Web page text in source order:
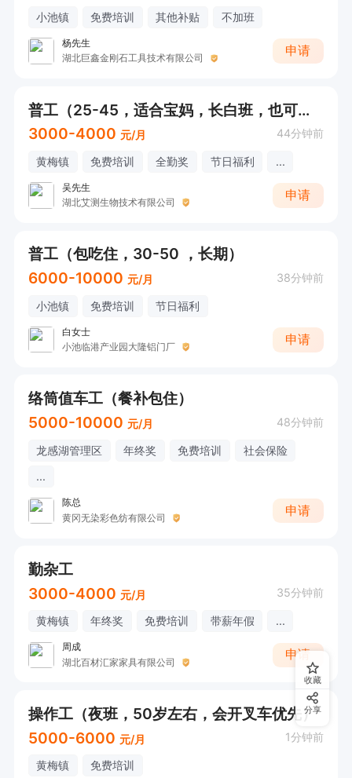
小池镇 免费培训 其他补贴 不加班
杨先生
湖北巨鑫金刚石工具技术有限公司
申请
普工（25-45，适合宝妈，长白班，也可以做长期临时工）节日福利
3000-4000 元/月 44分钟前
黄梅镇 免费培训 全勤奖 节日福利 ...
吴先生
湖北艾测生物技术有限公司
申请
普工（包吃住，30-50 ，长期）
6000-10000 元/月 38分钟前
小池镇 免费培训 节日福利
白女士
小池临港产业园大隆铝门厂
申请
络筒值车工（餐补包住）
5000-10000 元/月 48分钟前
龙感湖管理区 年终奖 免费培训
社会保险
...
陈总
黄冈无染彩色纺有限公司
申请
勤杂工
3000-4000 元/月 35分钟前
黄梅镇 年终奖 免费培训 带薪年假 ...
周成
湖北百材汇家家具有限公司
申请
操作工（夜班，50岁左右，会开叉车优先）
5000-6000 元/月 1分钟前
黄梅镇 免费培训
收藏
分享